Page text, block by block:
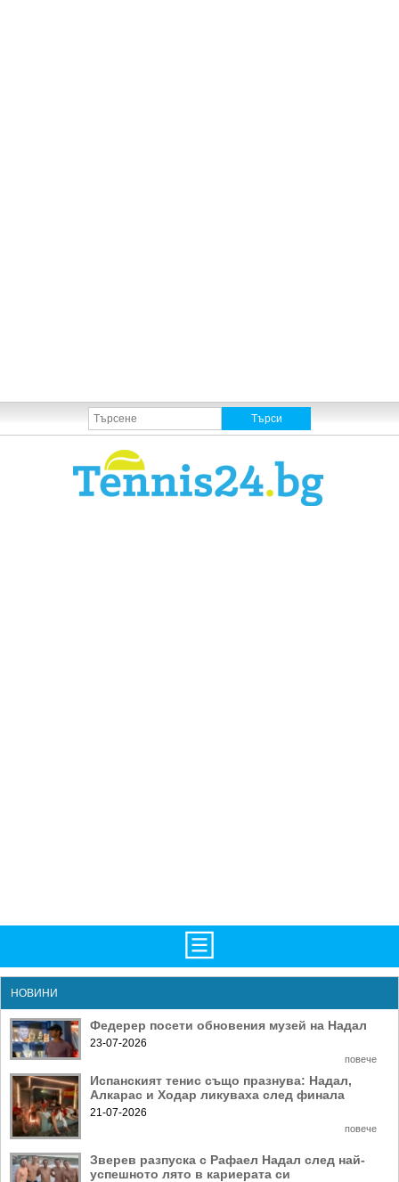
БГ
ATP
WTA
LIVE SCORES
ТУРНИРИ
Рекорди/Статистика
Топ 10
Екипировка
Любопитно
Истории
НОВИНИ
Федерер посети обновения музей на Надал
23-07-2026
повече
Испанският тенис също празнува: Надал,
Алкарас и Ходар ликуваха след финала
21-07-2026
повече
Зверев разпуска с Рафаел Надал след най-
успешното лято в кариерата си